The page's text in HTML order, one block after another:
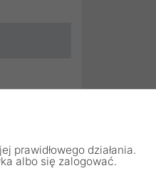
prawidłowego działania.
albo się zalogować.